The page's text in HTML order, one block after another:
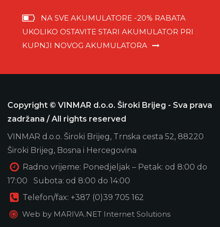
NA SVE AKUMULATORE -20% RABATA
UKOLIKO OSTAVITE STARI AKUMULATOR PRI
KUPNJI NOVOG AKUMULATORA
Copyright © VINMAR d.o.o. Široki Brijeg - Sva prava
zadržana / All rights reserved
VINMAR d.o.o. Široki Brijeg, Trnska cesta 52, 88220
Široki Brijeg, Bosna i Hercegovina
Radno vrijeme: Ponedjeljak – Petak: od 8:00 do
17:00 Subota: od 8:00 do 14:00
Telefon/fax: +387 (0)39 705 162
Web by MARIVA.NET Internet Solutions